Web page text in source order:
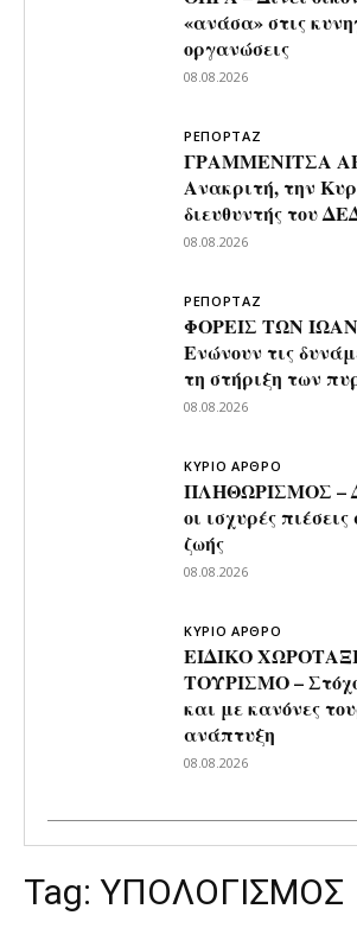
«ανάσα» στις
οργανώσεις
08.08.2026
ΡΕΠΟΡΤΑΖ
ΓΡΑΜΜΕΝΙΤΣΑ
Ανακριτή, την
διευθυντής του
08.08.2026
ΡΕΠΟΡΤΑΖ
ΦΟΡΕΙΣ ΤΩΝ
Ενώνουν τις
τη στήριξη των
08.08.2026
ΚΥΡΙΟ ΑΡΘΡΟ
ΠΛΗΘΩΡΙΣΜΟΣ –
οι ισχυρές
ζωής
08.08.2026
ΚΥΡΙΟ ΑΡΘΡΟ
ΕΙΔΙΚΟ
ΤΟΥΡΙΣΜΟ –
και με κανόνες
ανάπτυξη
08.08.2026
Tag: ΥΠΟΛΟΓΙΣΜΟΣ